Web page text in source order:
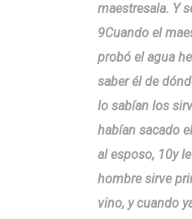
maestresala. Y
9Cuando el
probó el agua
saber él de
lo sabían los
habían sacado
al esposo, 10y
hombre sirve
vino, y cuando